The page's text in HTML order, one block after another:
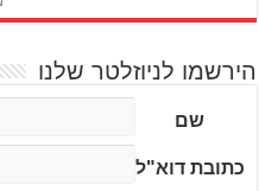
הירשמו לניוזלטר שלנו
שם
כתובת דוא"ל